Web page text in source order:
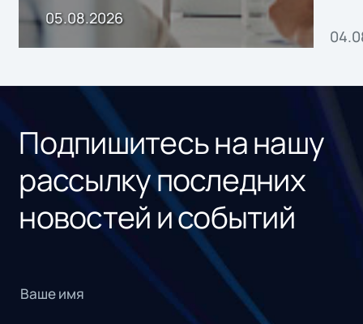
05.08.2026
Подпишитесь на нашу
рассылку последних
новостей и событий